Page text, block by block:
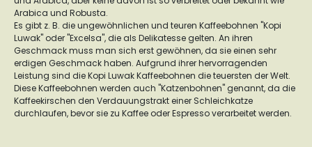
Arabica und Robusta.
Es gibt z. B. die ungewöhnlichen und teuren Kaffeebohnen "Kopi
Luwak" oder "Excelsa", die als Delikatesse gelten. An ihren
Geschmack muss man sich erst gewöhnen, da sie einen sehr
erdigen Geschmack haben. Aufgrund ihrer hervorragenden
Leistung sind die Kopi Luwak Kaffeebohnen die teuersten der Welt.
Diese Kaffeebohnen werden auch "Katzenbohnen" genannt, da die
Kaffeekirschen den Verdauungstrakt einer Schleichkatze
durchlaufen, bevor sie zu Kaffee oder Espresso verarbeitet werden.